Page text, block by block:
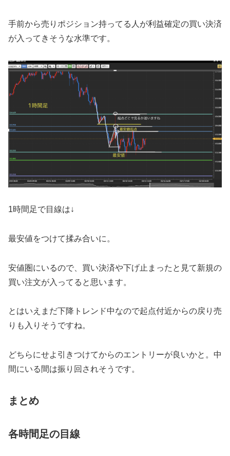
手前から売りポジション持ってる人が利益確定の買い決済
が入ってきそうな水準です。
1時間足で目線は↓
最安値をつけて揉み合いに。
安値圏にいるので、買い決済や下げ止まったと見て新規の
買い注文が入ってると思います。
とはいえまだ下降トレンド中なので起点付近からの戻り売
りも入りそうですね。
どちらにせよ引きつけてからのエントリーが良いかと。中
間にいる間は振り回されそうです。
まとめ
各時間足の目線